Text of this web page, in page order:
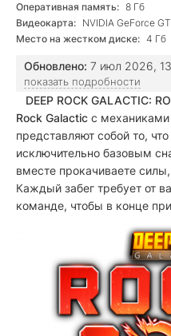
Оперативная память: 8 Гб
Видеокарта: NVIDIA GeForce
Место на жестком диске: 4 Гб
Обновлено: 7 июл 2026,
показать подробности
DEEP ROCK GALACTIC:
Rock Galactic с механиками
представляют собой то,
исключительно базовым
вместе прокачиваете
Каждый забег требует от
команде, чтобы в конце